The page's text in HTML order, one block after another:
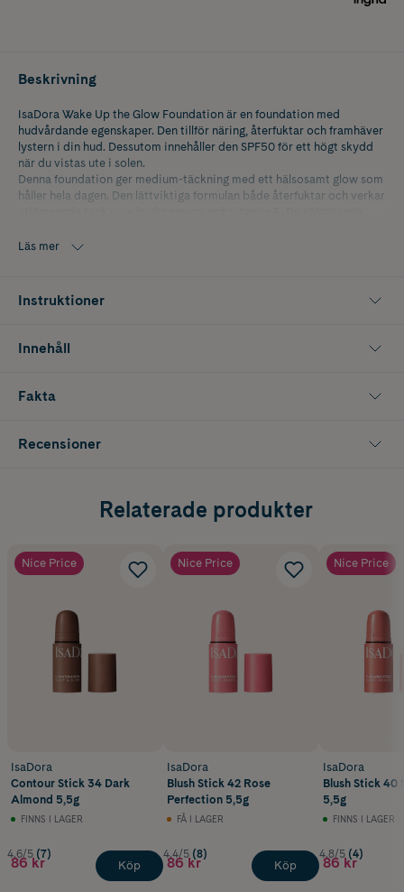
Beskrivning
IsaDora Wake Up the Glow Foundation är en foundation med
hudvårdande egenskaper. Den tillför näring, återfuktar och framhäver
lystern i din hud. Dessutom innehåller den SPF50 för ett högt skydd
när du vistas ute i solen.
Denna foundation ger medium-täckning med ett hälsosamt glow som
håller hela dagen. Den lättviktiga formulan både återfuktar och verkar
din dagliga hudvårdsrutin och ger ett perfekt makeupresultat med en
Läs mer
Instruktioner
Innehåll
Fakta
Recensioner
Relaterade produkter
Nice Price
IsaDora
Contour Stick 34 Dark
Almond 5,5g
FINNS I LAGER
4.6/5 (7)
86 kr Köp
Nice Price
IsaDora
Blush Stick 42 Rose
Perfection 5,5g
FÅ I LAGER
4.4/5 (8)
86 kr Köp
Nice Price
IsaDora
Blush Stick 40
5,5g
FINNS I LAGER
4.8/5 (4)
86 kr